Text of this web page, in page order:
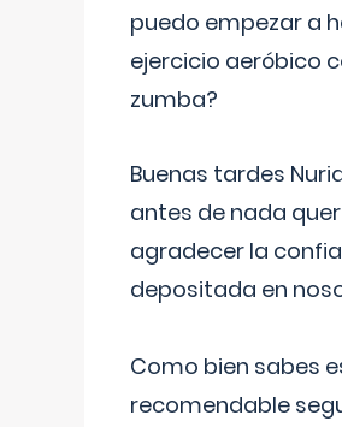
puedo empezar a
ejercicio aeróbico
zumba?
Buenas tardes
antes de nada
agradecer la
depositada en
Como bien sabes
recomendable